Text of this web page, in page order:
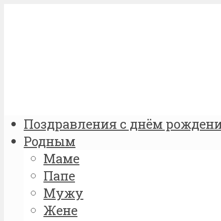
Поздравления с днём
Родным
Маме
Папе
Мужу
Жене